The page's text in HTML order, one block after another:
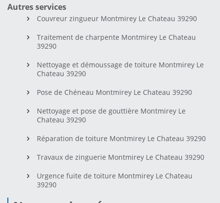
Autres services
Couvreur zingueur Montmirey Le Chateau 39290
Traitement de charpente Montmirey Le Chateau
39290
Nettoyage et démoussage de toiture Montmirey Le
Chateau 39290
Pose de Chéneau Montmirey Le Chateau 39290
Nettoyage et pose de gouttière Montmirey Le
Chateau 39290
Réparation de toiture Montmirey Le Chateau 39290
Travaux de zinguerie Montmirey Le Chateau 39290
Urgence fuite de toiture Montmirey Le Chateau
39290